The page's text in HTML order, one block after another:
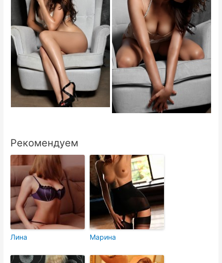
Рекомендуем
Лина Марина